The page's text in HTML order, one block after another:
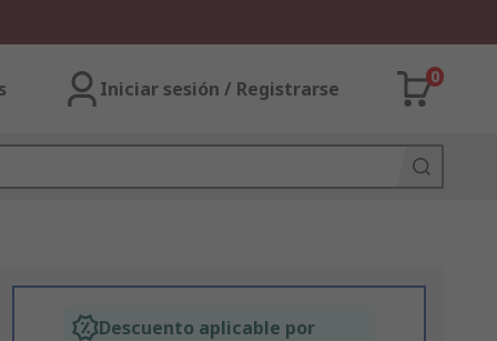
Iniciar sesión / Registrarse
0
Descuento aplicable por